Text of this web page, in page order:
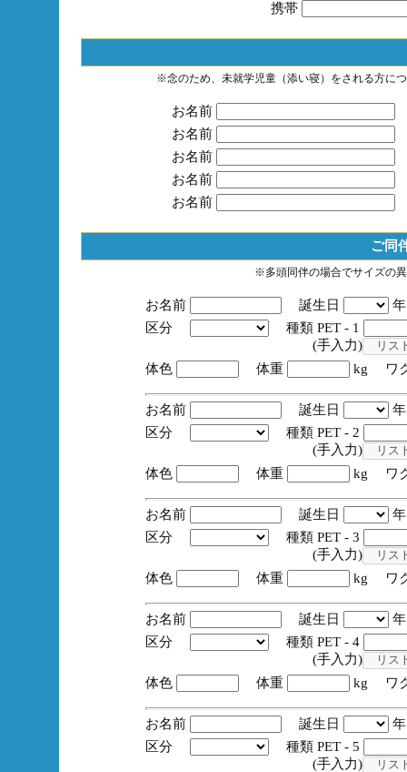
携帯
※念のため、未就学児童（添い寝）をされる方に
お名前
お名前
お名前
お名前
お名前
ご同
※多頭同伴の場合でサイズの
お名前 誕生日
区分
種類 PET - 1
(手入力)
体色
体重 kg ワ
お名前 誕生日
区分
種類 PET - 2
(手入力)
体色
体重 kg ワ
お名前 誕生日
区分
種類 PET - 3
(手入力)
体色
体重 kg ワ
お名前 誕生日
区分
種類 PET - 4
(手入力)
体色
体重 kg ワ
お名前 誕生日
区分
種類 PET - 5
(手入力)